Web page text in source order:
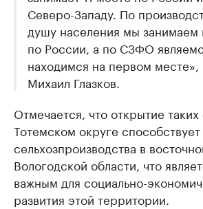
Северо-Западу. По
душу населения мы
по России, а по СЗФО
находимся на первом месте»,
Михаил Глазков.
Отмечается, что открытие
Тотемском округе
сельхозпроизводства в
Вологодской области, что
важным для социально-
развития этой территории.